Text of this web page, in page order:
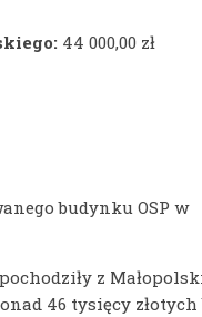
44 000,00 zł
budynku OSP w
z
46 tysięcy złotych